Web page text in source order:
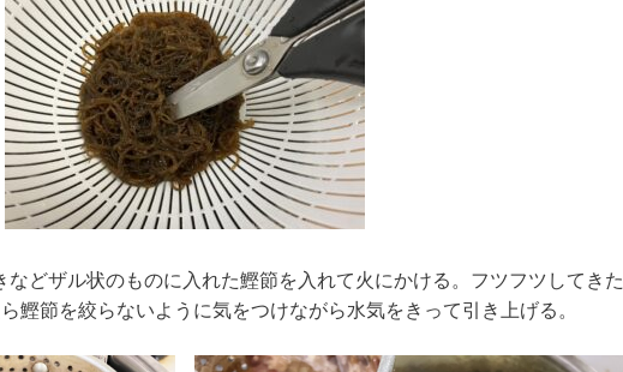
どザル状のものに入れた鰹節を入れて火にかける。フツフツしてきた
鰹節を絞らないように気をつけながら水気をきって引き上げる。